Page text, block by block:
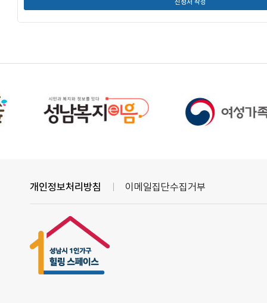
신청서 작성
개인정보처리방침 이메일집단수집거부